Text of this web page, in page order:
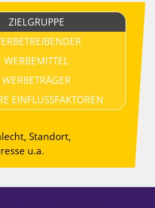
ZIELGRUPPE
WERBEMITTEL
WERBETRÄGER
EINFLUSSFAKTOREN
Standort,
u.a.